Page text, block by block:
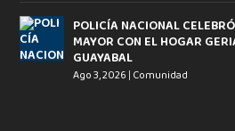
POLICÍA NACIONAL
MAYOR CON EL HOGAR
GUAYABAL
Ago 3, 2026 | Comunidad